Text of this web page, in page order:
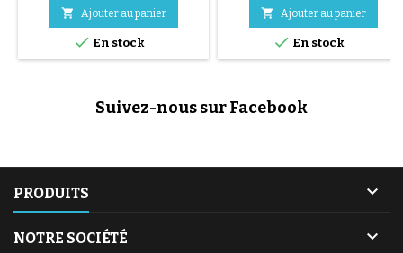
 Ajouter au panier
 En stock
 Ajouter au panier
 En stock
Suivez-nous sur Facebook
PRODUITS 
NOTRE SOCIÉTÉ 